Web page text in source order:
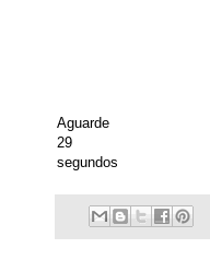
Aguarde
29
segundos